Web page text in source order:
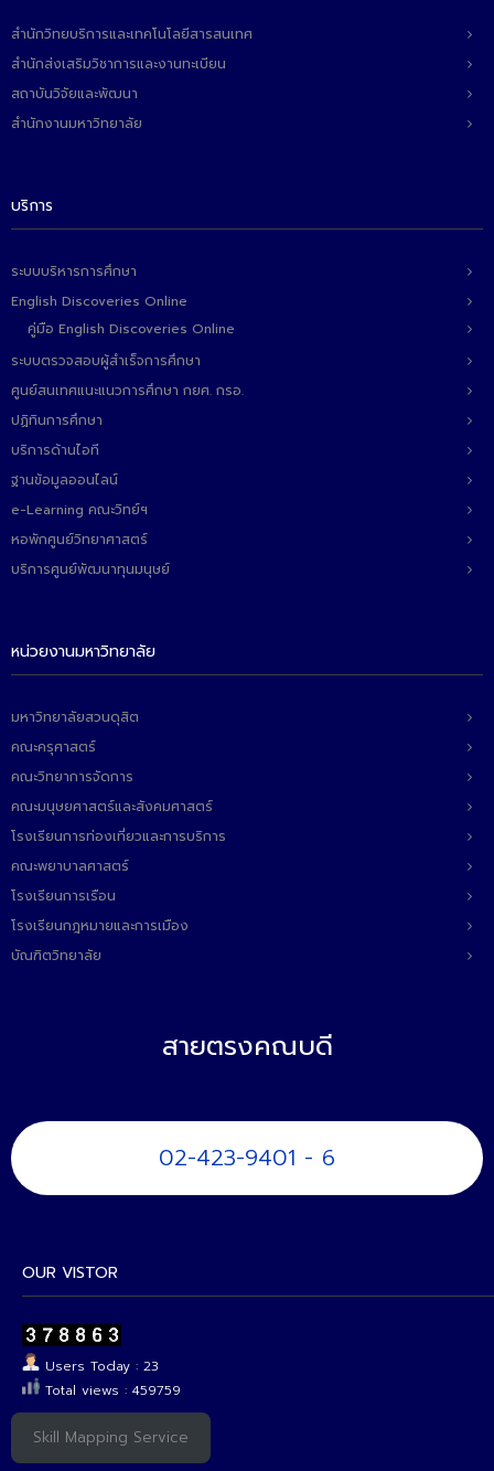
- ทุน/สมัครงาน/ศึกษาต่อ
ผลงานคณะ
- การจัดการความรู้ (KM Scitech)
สวนดุสิต จังหวัดปราจีนบุรี
- โครงการส่งเสริมการปลูกกล้วยเล็บมือนางฯ
- ผลงาน/รางวัล
- งานวิจัย/นวัตกรรม
ติดต่อเรา
สำนักวิทยบริการและเทคโนโลยีสารสนเทศ
สำนักส่งเสริมวิชาการและงานทะเบียน
สถาบันวิจัยและพัฒนา
สำนักงานมหาวิทยาลัย
บริการ
ระบบบริหารการศึกษา
English Discoveries Online
คู่มือ English Discoveries Online
ระบบตรวจสอบผู้สำเร็จการศึกษา
ศูนย์สนเทศแนะแนวการศึกษา กยศ. กรอ.
ปฏิทินการศึกษา
บริการด้านไอที
ฐานข้อมูลออนไลน์
e-Learning คณะวิทย์ฯ
หอพักศูนย์วิทยาศาสตร์
บริการศูนย์พัฒนาทุนมนุษย์
หน่วยงานมหาวิทยาลัย
มหาวิทยาลัยสวนดุสิต
คณะครุศาสตร์
คณะวิทยาการจัดการ
คณะมนุษยศาสตร์และสังคมศาสตร์
โรงเรียนการท่องเที่ยวและการบริการ
คณะพยาบาลศาสตร์
โรงเรียนการเรือน
โรงเรียนกฎหมายและการเมือง
บัณฑิตวิทยาลัย
สายตรงคณบดี
02-423-9401 - 6
OUR VISTOR
Users Today : 23
Total views : 459759
Skill Mapping Service